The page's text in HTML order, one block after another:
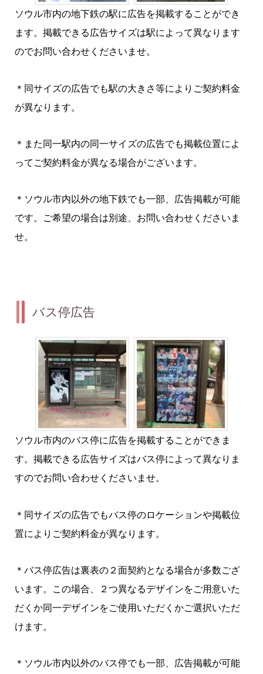
ソウル市内の地下鉄の駅に広告を掲載することができ
ます。掲載できる広告サイズは駅によって異なります
のでお問い合わせくださいませ。
＊同サイズの広告でも駅の大きさ等によりご契約料金
が異なります。
＊また同一駅内の同一サイズの広告でも掲載位置によ
ってご契約料金が異なる場合がございます。
＊ソウル市内以外の地下鉄でも一部、広告掲載が可能
です。ご希望の場合は別途、お問い合わせくださいま
せ。
バス停広告
ソウル市内のバス停に広告を掲載することができま
す。掲載できる広告サイズはバス停によって異なりま
すのでお問い合わせくださいませ。
＊同サイズの広告でもバス停のロケーションや掲載位
置によりご契約料金が異なります。
＊バス停広告は裏表の２面契約となる場合が多数ござ
います。この場合、２つ異なるデザインをご用意いた
だくか同一デザインをご使用いただくかご選択いただ
けます。
＊ソウル市内以外のバス停でも一部、広告掲載が可能